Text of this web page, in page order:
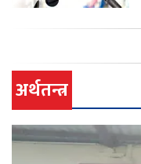
अर्थतन्त्र